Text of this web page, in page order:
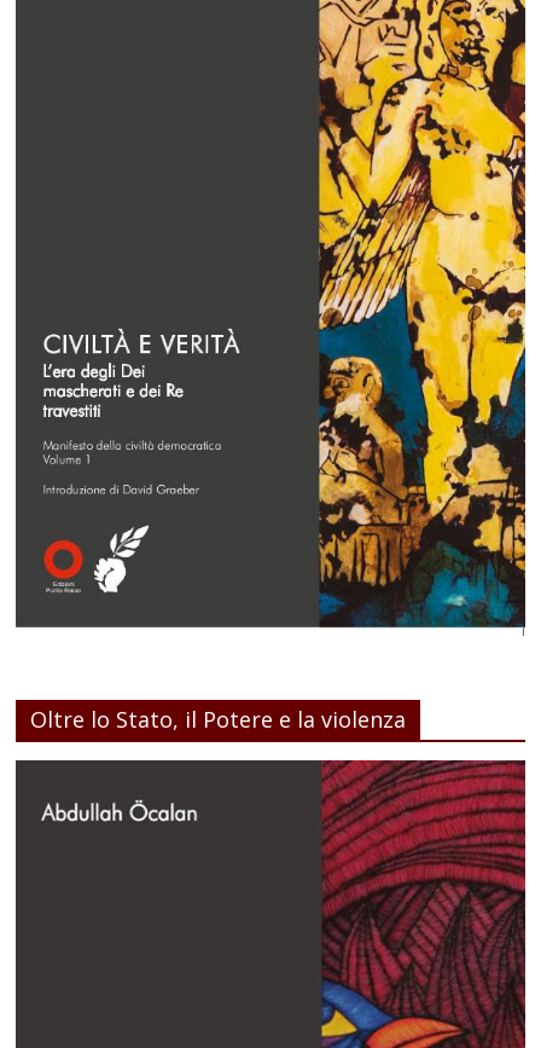
Oltre lo Stato, il Potere e la violenza